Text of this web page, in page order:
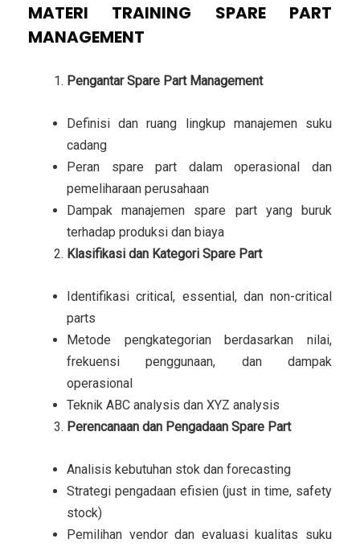
MATERI TRAINING SPARE PART
MANAGEMENT
Pengantar Spare Part Management
Definisi dan ruang lingkup manajemen suku
cadang
Peran spare part dalam operasional dan
pemeliharaan perusahaan
Dampak manajemen spare part yang buruk
terhadap produksi dan biaya
Klasifikasi dan Kategori Spare Part
Identifikasi critical, essential, dan non-critical
parts
Metode pengkategorian berdasarkan nilai,
frekuensi penggunaan, dan dampak
operasional
Teknik ABC analysis dan XYZ analysis
Perencanaan dan Pengadaan Spare Part
Analisis kebutuhan stok dan forecasting
Strategi pengadaan efisien (just in time, safety
stock)
Pemilihan vendor dan evaluasi kualitas suku